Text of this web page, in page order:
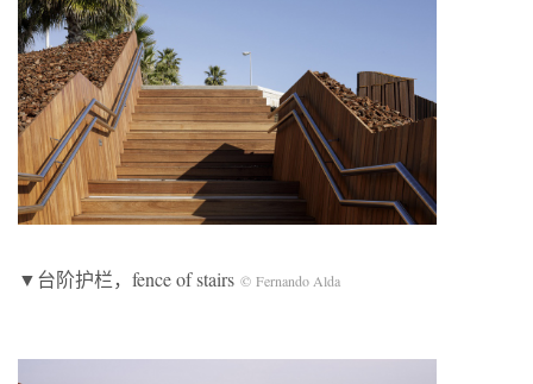
▼台阶护栏，fence of stairs © Fernando Alda